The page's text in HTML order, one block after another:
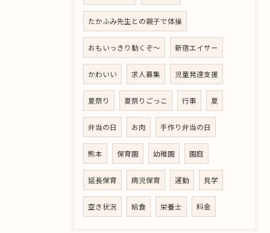
たかふみ先生との親子で体操
おもいっきり動くぞ～ 新宿エイサー
かわいい 求人募集 児童発達支援
夏祭り 夏祭りごっこ 行事 夏
弁当の日 お肉 手作り弁当の日
熊本 保育園 幼稚園 園庭
延長保育 病児保育 運動 見学
空き状況 給食 栄養士 料金